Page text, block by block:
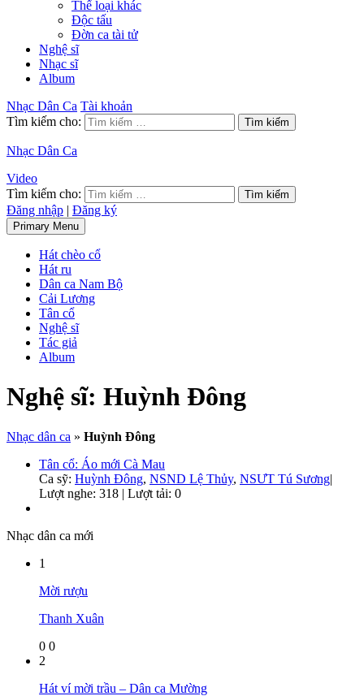
Thể loại khác
Độc tấu
Đờn ca tài tử
Nghệ sĩ
Nhạc sĩ
Album
Nhạc Dân Ca Tài khoản
Tìm kiếm cho:
Nhạc Dân Ca
Video
Tìm kiếm cho:
Đăng nhập | Đăng ký
Primary Menu
Hát chèo cổ
Hát ru
Dân ca Nam Bộ
Cải Lương
Tân cổ
Nghệ sĩ
Tác giả
Album
Nghệ sĩ: Huỳnh Đông
Nhạc dân ca » Huỳnh Đông
Tân cổ: Áo mới Cà Mau
Ca sỹ: Huỳnh Đông, NSND Lệ Thủy, NSƯT Tú Sương|
Lượt nghe: 318 | Lượt tải: 0
Nhạc dân ca mới
1
Mời rượu
Thanh Xuân
0 0
2
Hát ví mời trầu – Dân ca Mường